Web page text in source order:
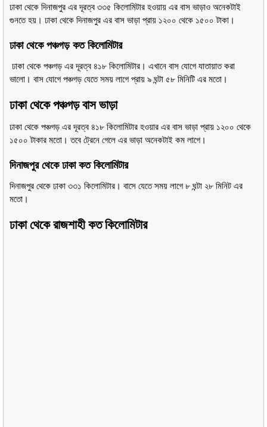
ঢাকা থেকে দিনাজপুর এর দূরত্ব ৩৩৫ কিলোমিটার হওয়ায় এর বাস ভাড়াও অনেকটাই
গুনতে হয়। ঢাকা থেকে দিনাজপুর এর বাস ভাড়া প্রায় ১২০০ থেকে ১৫০০ টাকা।
ঢাকা থেকে পঞ্চগড় কত কিলোমিটার
ঢাকা থেকে পঞ্চগড় এর দূরত্ব ৪১৮ কিলোমিটার। এখানে বাস যোগে যাতায়াত করা
ভালো। বাস যোগে পঞ্চগড় যেতে সময় লাগে প্রায় ৯ ঘন্টা ৫৮ মিনিটি এর মতো।
ঢাকা থেকে পঞ্চগড় বাস ভাড়া
ঢাকা থেকে পঞ্চগড় এর দূরত্ব ৪১৮ কিলোমিটার হওয়ার এর বাস ভাড়া প্রায় ১২০০ থেকে
১৫০০ টাকার মতো। তবে ট্রেনে গেলে এর ভাড়া অনেকটাই কম লাগে।
দিনাজপুর থেকে ঢাকা কত কিলোমিটার
দিনাজপুর থেকে ঢাকা ৩৩১ কিলোমিটার। বাসে যেতে সময় লাগে ৮ ঘন্টা ২৮ মিনিট এর
মতো।
ঢাকা থেকে রাজশাহী কত কিলোমিটার